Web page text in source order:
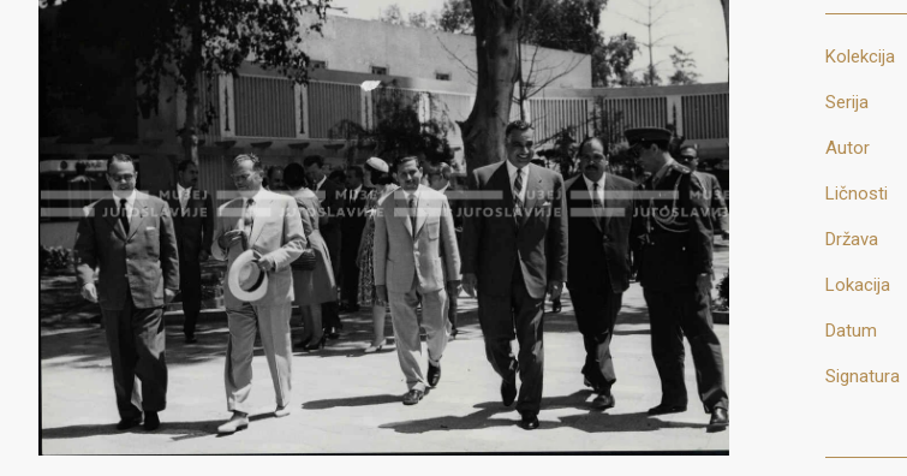
Kolekcija
Serija
Autor
Ličnosti
Država
Lokacija
Datum
Signatura